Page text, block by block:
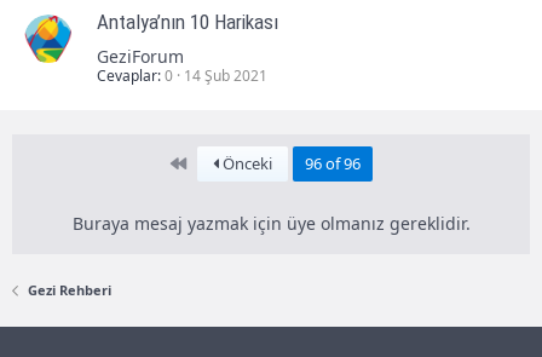
Antalya’nın 10 Harikası
GeziForum
Cevaplar 0 14 Şub 2021
First Önceki 96 of 96
Buraya mesaj yazmak için üye olmanız gereklidir.
Gezi Rehberi